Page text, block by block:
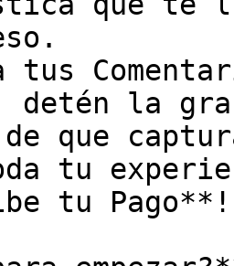
detén la
de que
tu
tu Pago**!